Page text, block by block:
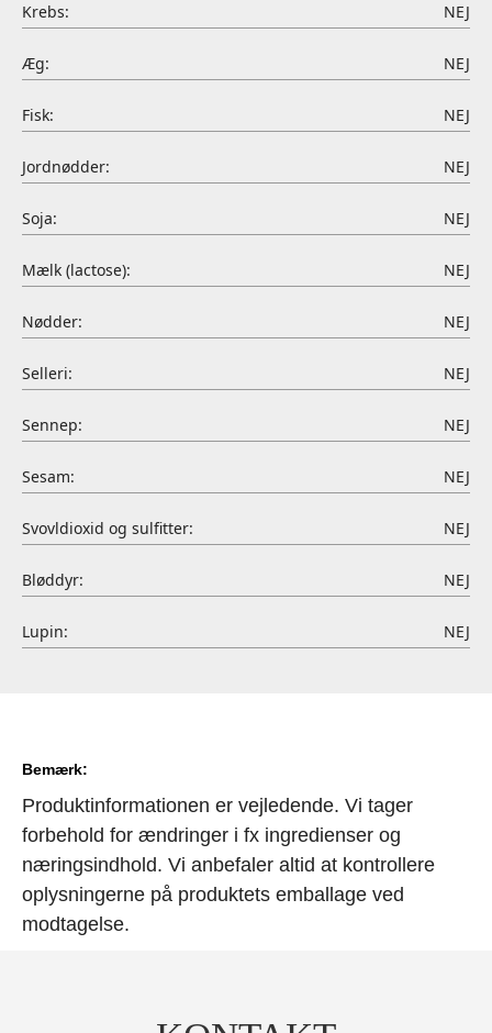
Krebs: NEJ
Æg: NEJ
Fisk: NEJ
Jordnødder: NEJ
Soja: NEJ
Mælk (lactose): NEJ
Nødder: NEJ
Selleri: NEJ
Sennep: NEJ
Sesam: NEJ
Svovldioxid og sulfitter: NEJ
Bløddyr: NEJ
Lupin: NEJ
Bemærk:
Produktinformationen er vejledende. Vi tager
forbehold for ændringer i fx ingredienser og
næringsindhold. Vi anbefaler altid at kontrollere
oplysningerne på produktets emballage ved
modtagelse.